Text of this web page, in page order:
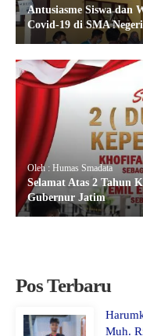
Antusiasme Siswa dan
Covid-19 di SMA
Oleh : Humas Smadata
Selamat Atas 2 Tahun
Gubernur Jatim
Pos Terbaru
Muh.